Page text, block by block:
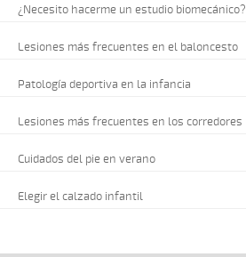
¿Necesito hacerme un estudio biomecánico?
Lesiones más frecuentes en el baloncesto
Patología deportiva en la infancia
Lesiones más frecuentes en los corredores
Cuidados del pie en verano
Elegir el calzado infantil